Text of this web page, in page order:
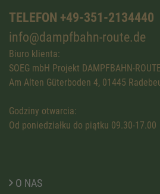
TELEFON +49-351-2134440
info@dampfbahn-route.de
Biuro klienta:
SOEG mbH Projekt DAMPFBAHN-ROUTE
Am Alten Güterboden 4, 01445
Godziny otwarcia:
Od poniedziałku do piątku 09.30-17.00
O NAS